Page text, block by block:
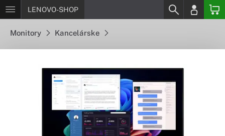
LENOVO-SHOP
Monitory Kancelárske